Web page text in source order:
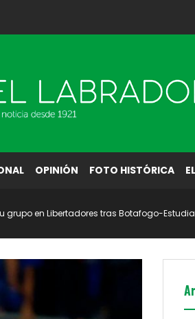
OPINIÓN FOTO HISTÓRICA
grupo en Libertadores tras Botafogo-